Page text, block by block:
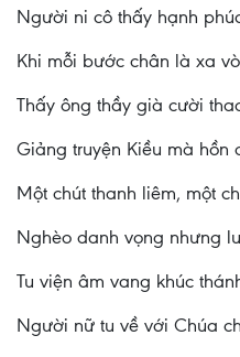
Người ni cô thấy hạnh
Khi mỗi bước chân là xa
Thấy ông thầy già cười
Giảng truyện Kiều mà hồn
Một chút thanh liêm, một
Nghèo danh vọng nhưng
Tu viện âm vang khúc
Người nữ tu về với Chúa